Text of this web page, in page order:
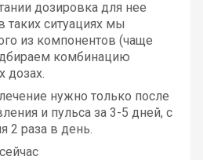
дозировка для нее
ситуациях мы
из компонентов (чаще
комбинацию
дозах.
нужно только после
и пульса за 3-5 дней, с
2 раза в день.